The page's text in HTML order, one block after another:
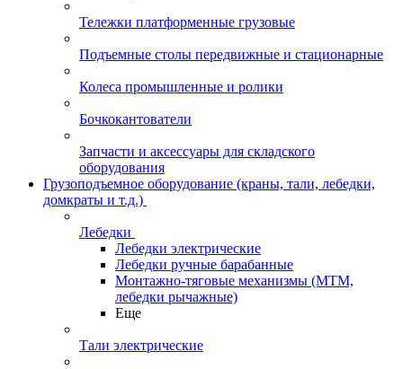
Тележки платформенные грузовые
Подъемные столы передвижные и стационарные
Колеса промышленные и ролики
Бочкокантователи
Запчасти и аксессуары для складского
оборудования
Грузоподъемное оборудование (краны, тали, лебедки,
домкраты и т.д.)
Лебедки
Лебедки электрические
Лебедки ручные барабанные
Монтажно-тяговые механизмы (МТМ,
лебедки рычажные)
Еще
Тали электрические